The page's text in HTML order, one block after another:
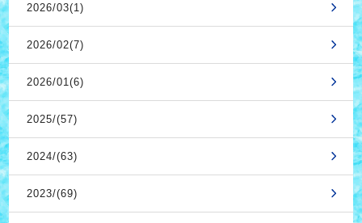
2026/03(1)
2026/02(7)
2026/01(6)
2025/(57)
2024/(63)
2023/(69)